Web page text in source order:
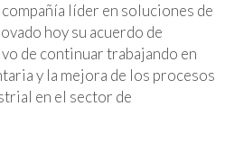
líder en soluciones de
hoy su acuerdo de
de continuar trabajando en
y la mejora de los procesos
en el sector de